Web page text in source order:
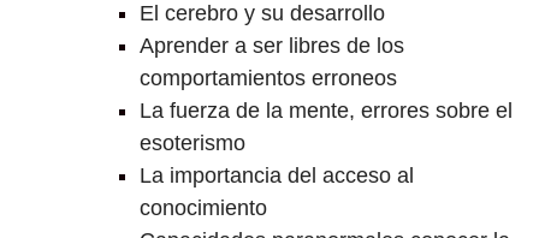
El cerebro y su desarrollo
Aprender a ser libres de los
comportamientos erroneos
La fuerza de la mente, errores sobre el
esoterismo
La importancia del acceso al
conocimiento